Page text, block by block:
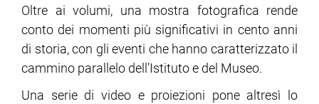
Oltre ai volumi, una mostra fotografica rende
conto dei momenti più significativi in cento anni
di storia, con gli eventi che hanno caratterizzato il
cammino parallelo dell’Istituto e del Museo.
Una serie di video e proiezioni pone altresì lo